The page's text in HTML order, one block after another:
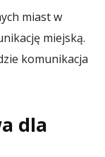
miast w
miejską.
komunikacja
dla